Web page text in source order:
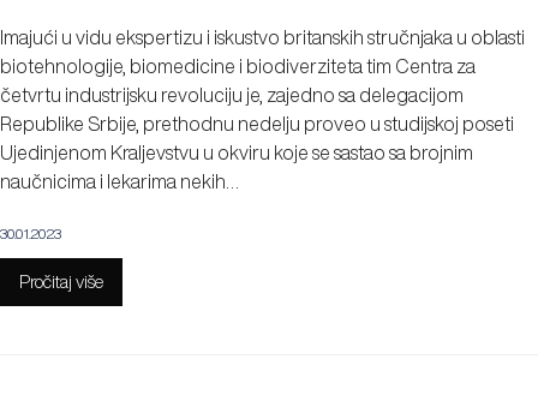
Imajući u vidu ekspertizu i iskustvo britanskih stručnjaka u oblasti
biotehnologije, biomedicine i biodiverziteta tim Centra za
četvrtu industrijsku revoluciju je, zajedno sa delegacijom
Republike Srbije, prethodnu nedelju proveo u studijskoj poseti
Ujedinjenom Kraljevstvu u okviru koje se sastao sa brojnim
naučnicima i lekarima nekih…
30.01.2023
Pročitaj više